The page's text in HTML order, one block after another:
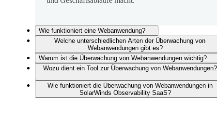
Wie funktioniert eine Webanwendung?
Welche unterschiedlichen Arten der Überwachung von
Webanwendungen gibt es?
Warum ist die Überwachung von Webanwendungen wichtig?
Wozu dient ein Tool zur Überwachung von Webanwendungen?
Wie funktioniert die Überwachung von Webanwendungen in
SolarWinds Observability SaaS?